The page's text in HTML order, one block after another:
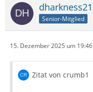
dharkness21
Senior-Mitglied
15. Dezember 2025 um 19:46
Zitat von crumb1